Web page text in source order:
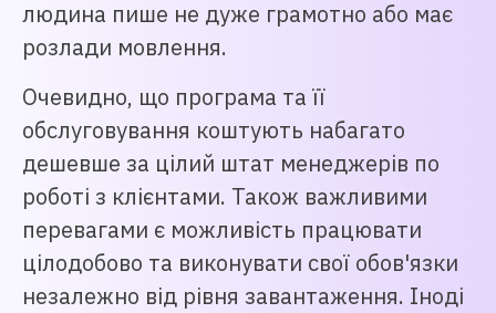
людина пише не дуже грамотно або має
розлади мовлення.
Очевидно, що програма та її
обслуговування коштують набагато
дешевше за цілий штат менеджерів по
роботі з клієнтами. Також важливими
перевагами є можливість працювати
цілодобово та виконувати свої обов'язки
незалежно від рівня завантаження. Іноді